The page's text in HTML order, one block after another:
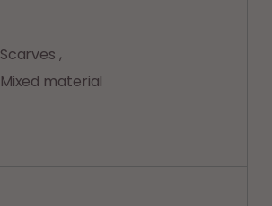
Scarves ,
Mixed material